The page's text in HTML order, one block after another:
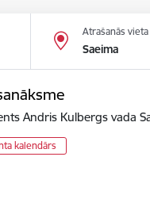
Atrašanās vieta
Saeima
Andris Kulbergs vada
kalendārs